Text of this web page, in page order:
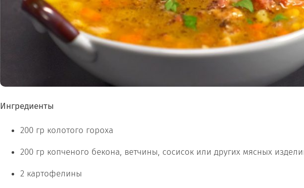
Ингредиенты
200 гр колотого гороха
200 гр копченого бекона, ветчины, сосисок или других мясных
2 картофелины